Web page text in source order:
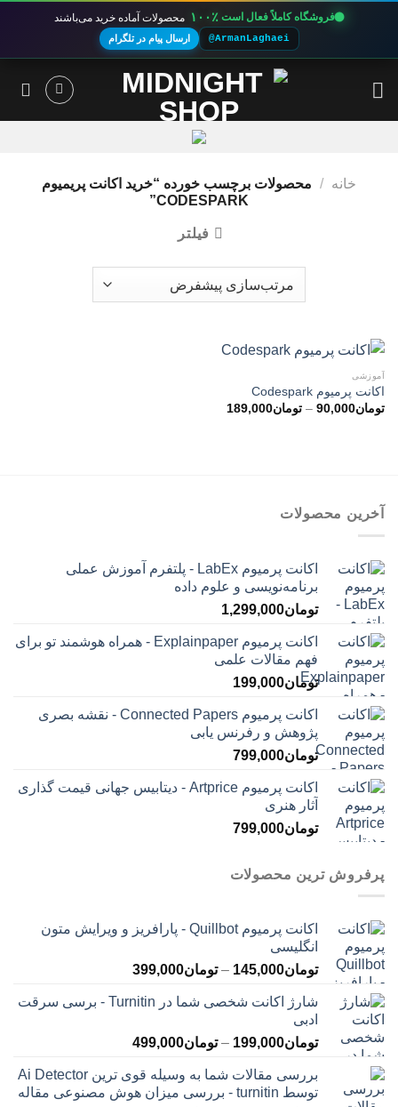
فروشگاه کاملاً فعال است ۱۰۰٪ محصولات آماده خرید می‌باشند
@ArmanLaghaei ارسال پیام در تلگرام
خانه / محصولات برچسب خورده “خرید اکانت پریمیوم
CODESPARK”
فیلتر
آموزشی
اکانت پرمیوم Codespark
تومان90,000
– تومان189,000محدوده
آخرین محصولات
اکانت پرمیوم LabEx - پلتفرم آموزش عملی
برنامه‌نویسی و علوم داده
تومان1,299,000
اکانت پرمیوم Explainpaper - همراه هوشمند تو برای
فهم مقالات علمی
تومان199,000
اکانت پرمیوم Connected Papers - نقشه بصری
پژوهش و رفرنس یابی
تومان799,000
اکانت پرمیوم Artprice - دیتابیس جهانی قیمت ‌گذاری
آثار هنری
تومان799,000
پرفروش ترین محصولات
اکانت پرمیوم Quillbot - پارافریز و ویرایش متون
انگلیسی
تومان145,000
– تومان399,000محدوده
تومان145,000
تومان399,000
شارژ اکانت شخصی شما در Turnitin - برسی سرقت
ادبی
تومان199,000
– تومان499,000محدوده
تومان199,000
تا
بررسی مقالات شما به وسیله قوی ترین Ai Detector
توسط turnitin - بررسی میزان هوش مصنوعی مقاله